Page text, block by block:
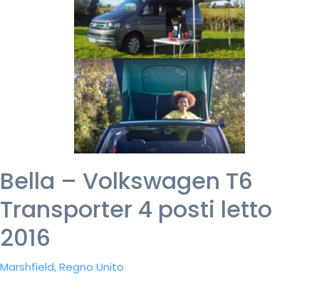
Bella – Volkswagen T6
Transporter 4 posti letto
2016
Marshfield, Regno Unito